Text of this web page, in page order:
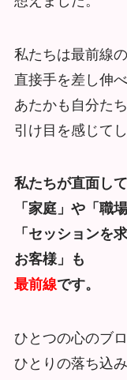
私たちは最前線
直接手を差し伸
あたかも自分た
引け目を感じて
私たちが直面し
「家庭」や「職
「セッションを
お客様」も
最前線です。
ひとつの心のブ
ひとりの落ち込